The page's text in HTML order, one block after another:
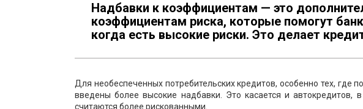
Надбавки к коэффициентам — это
коэффициентам риска, которые помогут
когда есть высокие риски. Это делает
Для необеспеченных потребительских кредитов, особенно тех, где
введены более высокие надбавки. Это касается и
считаются более рискованными.